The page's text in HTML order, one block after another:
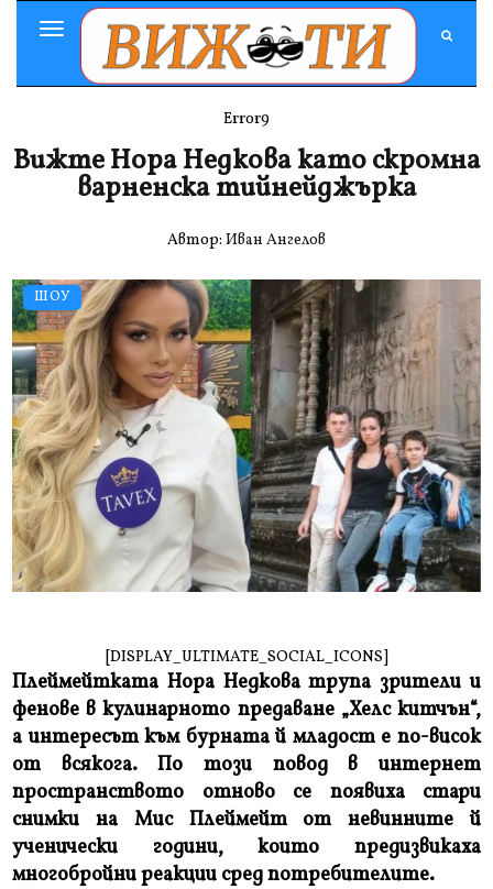
Toggle
Navigation
ШОУ
Error9
Вижте Нора Недкова като скромна
варненска тийнейджърка
Автор: Иван Ангелов
[DISPLAY_ULTIMATE_SOCIAL_ICONS]
Плеймейтката Нора Недкова трупа зрители и
фенове в кулинарното предаване „Хелс китчън“,
а интересът към бурната й младост е по-висок
от всякога. По този повод в интернет
пространството отново се появиха стари
снимки на Мис Плеймейт от невинните й
ученически години, които предизвикаха
многобройни реакции сред потребителите.